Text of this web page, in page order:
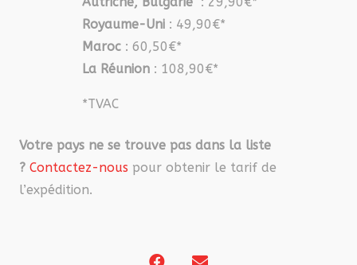
Royaume-Uni : 49,90€*
Maroc : 60,50€*
La Réunion : 108,90€*
*TVAC
Votre pays ne se trouve pas dans la liste
? Contactez-nous pour obtenir le tarif de
l’expédition.